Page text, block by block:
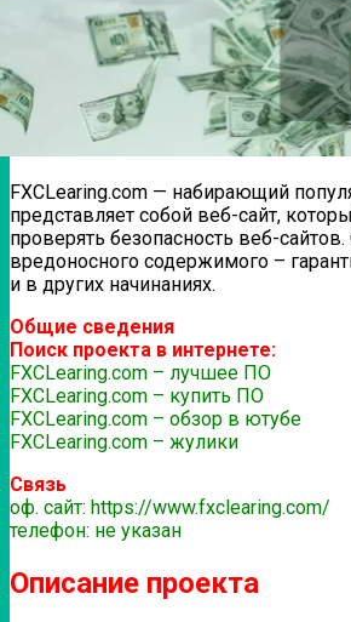
FXCLearing.com — набирающий
представляет собой веб-сайт,
проверять безопасность веб-сайтов.
вредоносного содержимого –
и в других начинаниях.
Общие сведения
Поиск проекта в интернете:
FXCLearing.com – лучшее ПО
FXCLearing.com – купить ПО
FXCLearing.com – обзор в ютубе
FXCLearing.com – жулики
Связь
оф. сайт: https://www.fxclearing.com/
телефон: не указан
Описание проекта